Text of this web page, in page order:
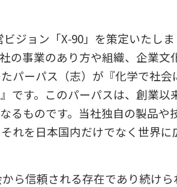
ジョン「X‑90」を策定いたし
の事業のあり方や組織、企業文
パーパス（志）が『化学で社会
です。このパーパスは、創業以
るものです。当社独自の製品や
れを日本国内だけでなく世界に
ら信頼される存在であり続けら